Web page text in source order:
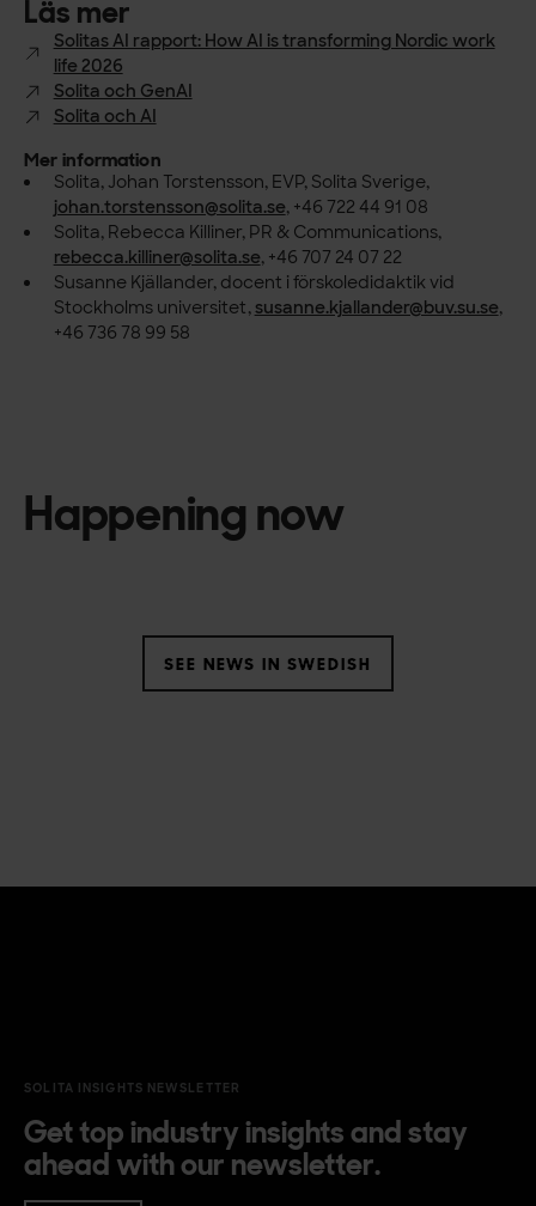
Läs mer
Solitas AI rapport: How AI is transforming Nordic work
life 2026
Solita och GenAI
Solita och AI
Mer information
Solita, Johan Torstensson, EVP, Solita Sverige,
johan.torstensson@solita.se, +46 722 44 91 08
Solita, Rebecca Killiner, PR & Communications,
rebecca.killiner@solita.se, +46 707 24 07 22
Susanne Kjällander, docent i förskoledidaktik vid
Stockholms universitet,susanne.kjallander@buv.su.se,
+46 736 78 99 58
Happening now
SEE NEWS IN SWEDISH
SOLITA INSIGHTS NEWSLETTER
Get top industry insights and stay
ahead with our newsletter.